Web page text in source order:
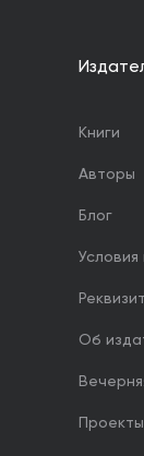
Книги
Авторы
Блог
Условия
Об
Проекты